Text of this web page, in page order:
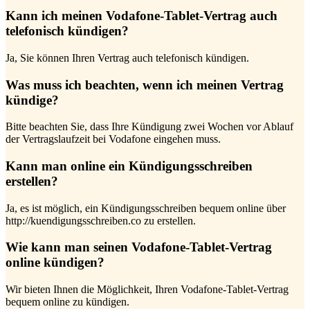
Kann ich meinen Vodafone-Tablet-Vertrag auch
telefonisch kündigen?
Ja, Sie können Ihren Vertrag auch telefonisch kündigen.
Was muss ich beachten, wenn ich meinen Vertrag
kündige?
Bitte beachten Sie, dass Ihre Kündigung zwei Wochen vor Ablauf
der Vertragslaufzeit bei Vodafone eingehen muss.
Kann man online ein Kündigungsschreiben
erstellen?
Ja, es ist möglich, ein Kündigungsschreiben bequem online über
http://kuendigungsschreiben.co zu erstellen.
Wie kann man seinen Vodafone-Tablet-Vertrag
online kündigen?
Wir bieten Ihnen die Möglichkeit, Ihren Vodafone-Tablet-Vertrag
bequem online zu kündigen.